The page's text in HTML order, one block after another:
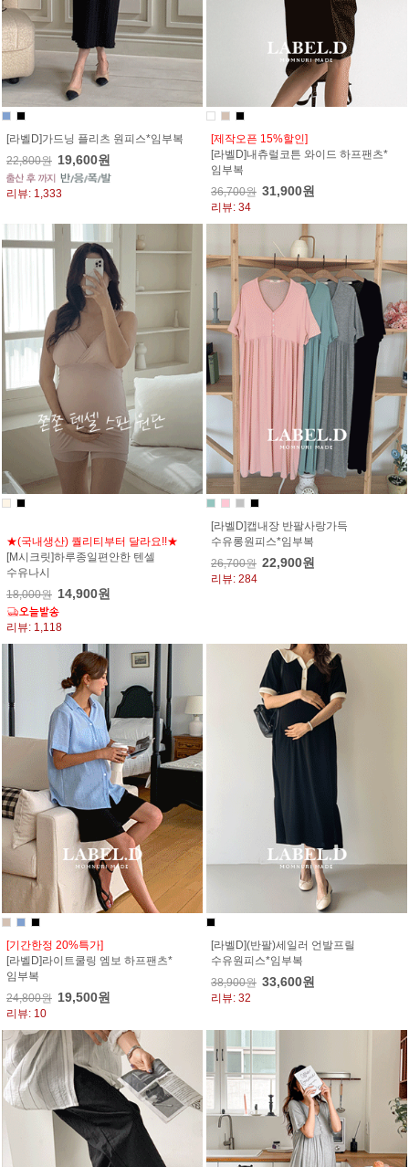
[라벨D]가드닝 플리츠 원피스*임부복
22,800원 19,600원
리뷰: 1,333
[제작오픈 15%할인]
[라벨D]내츄럴코튼 와이드 하프팬츠*
임부복
36,700원 31,900원
리뷰: 34
★(국내생산) 퀄리티부터 달라요!!★
[M시크릿]하루종일편안한 텐셀
수유나시
18,000원 14,900원
리뷰: 1,118
[라벨D]캡내장 반팔사랑가득
수유롱원피스*임부복
26,700원 22,900원
리뷰: 284
[기간한정 20%특가]
[라벨D]라이트쿨링 엠보 하프팬츠*
임부복
24,800원 19,500원
리뷰: 10
[라벨D](반팔)세일러 언발프릴
수유원피스*임부복
38,900원 33,600원
리뷰: 32